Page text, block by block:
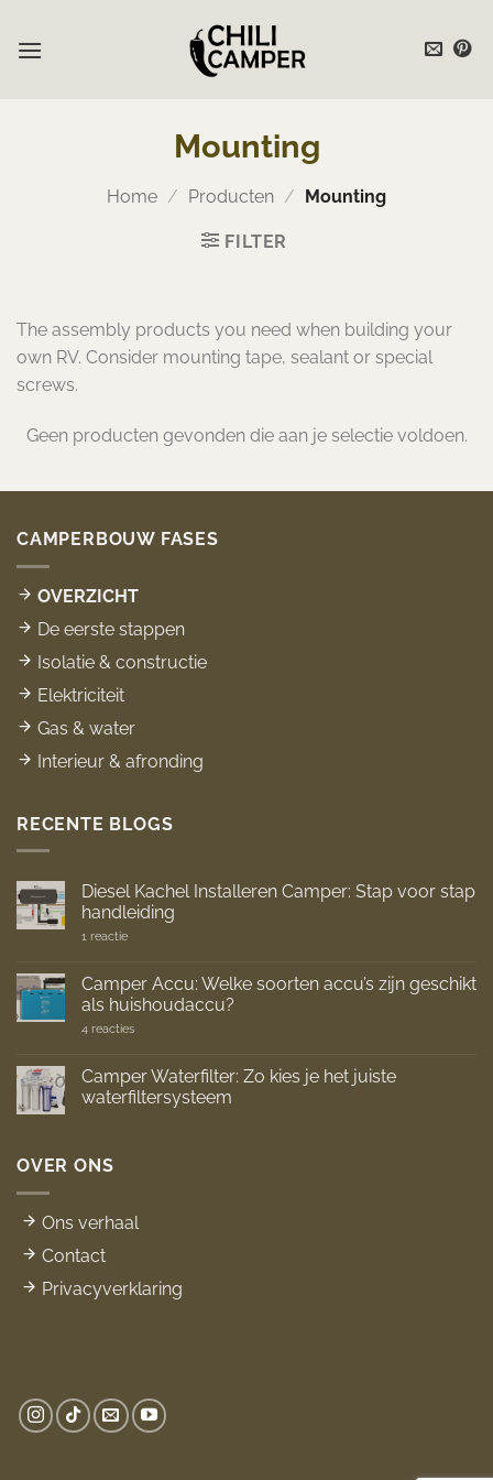
naar
Mounting
Home / Producten / Mounting
FILTER
The assembly products you need when building your
own RV. Consider mounting tape, sealant or special
screws.
Geen producten gevonden die aan je selectie voldoen.
CAMPERBOUW FASES
OVERZICHT
De eerste stappen
Isolatie & constructie
Elektriciteit
Gas & water
Interieur & afronding
RECENTE BLOGS
Diesel Kachel Installeren Camper: Stap voor stap
handleiding
1 reactieop
Installeren
Camper:
Stap
stap
Camper Accu: Welke soorten accu’s zijn geschikt
als huishoudaccu?
4 reactiesop
Welke
soorten
accu’s
Camper Waterfilter: Zo kies je het juiste
waterfiltersysteem
Camper
Waterfilter:
je
het
juiste
waterfiltersysteem
OVER ONS
Ons verhaal
Contact
Privacyverklaring